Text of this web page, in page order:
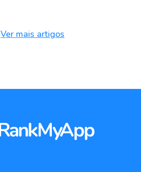
Ver mais artigos